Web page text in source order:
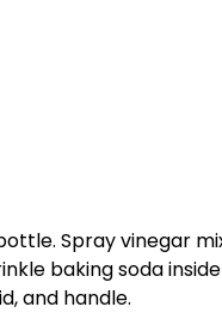
Spray vinegar
baking soda
and handle.